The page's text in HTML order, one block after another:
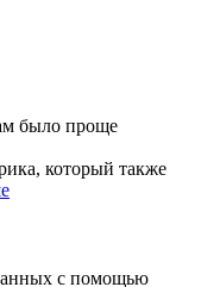
было проще
который также
с помощью